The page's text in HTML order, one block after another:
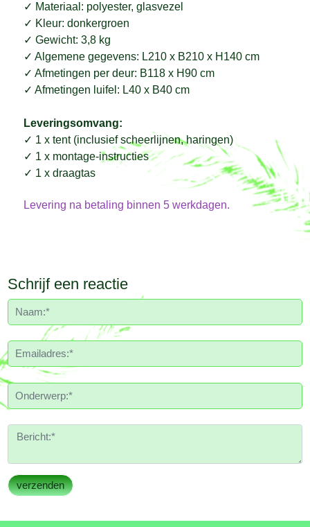
✓ Materiaal: polyester, glasvezel
✓ Kleur: donkergroen
✓ Gewicht: 3,8 kg
✓ Algemene gegevens: L210 x B210 x H140 cm
✓ Afmetingen per deur: B118 x H90 cm
✓ Afmetingen luifel: L40 x B40 cm
Leveringsomvang:
✓ 1 x tent (inclusief scheerlijnen, haringen)
✓ 1 x montage-instructies
✓ 1 x draagtas
Levering na betaling binnen 5 werkdagen.
Schrijf een reactie